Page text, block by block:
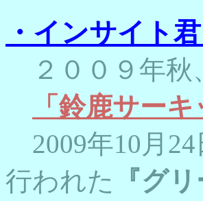
・インサイト
２００９年秋
「鈴鹿サー
2009年10月24
行われた
『グ